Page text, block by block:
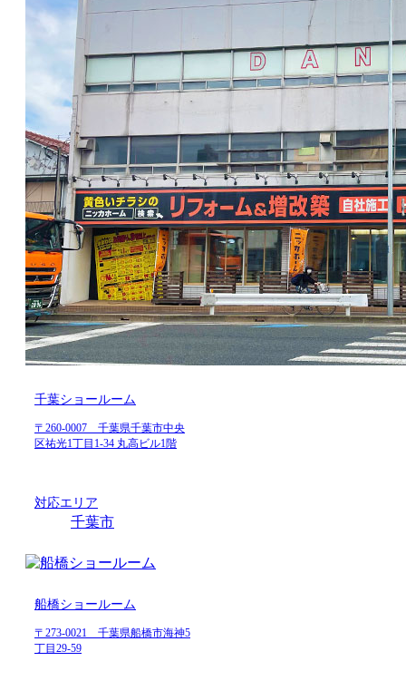
千葉ショールーム
〒260-0007 千葉県千葉市中央
区祐光1丁目1-34 丸高ビル1階
対応エリア
千葉市
船橋ショールーム
〒273-0021 千葉県船橋市海神5
丁目29-59